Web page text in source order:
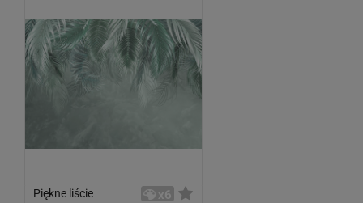
Piękne liście x6